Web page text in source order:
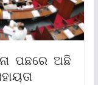
ପଛରେ ଅଛି